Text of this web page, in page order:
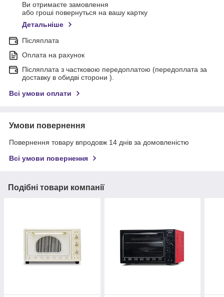
Ви отримаєте замовлення
або гроші повернуться на вашу картку
Детальніше
Післяплата
Оплата на рахунок
Післяплата з частковою передоплатою (передоплата за
доставку в обидві сторони ).
Всі умови оплати
Умови повернення
Повернення товару впродовж 14 днів за домовленістю
Всі умови повернення
Подібні товари компанії